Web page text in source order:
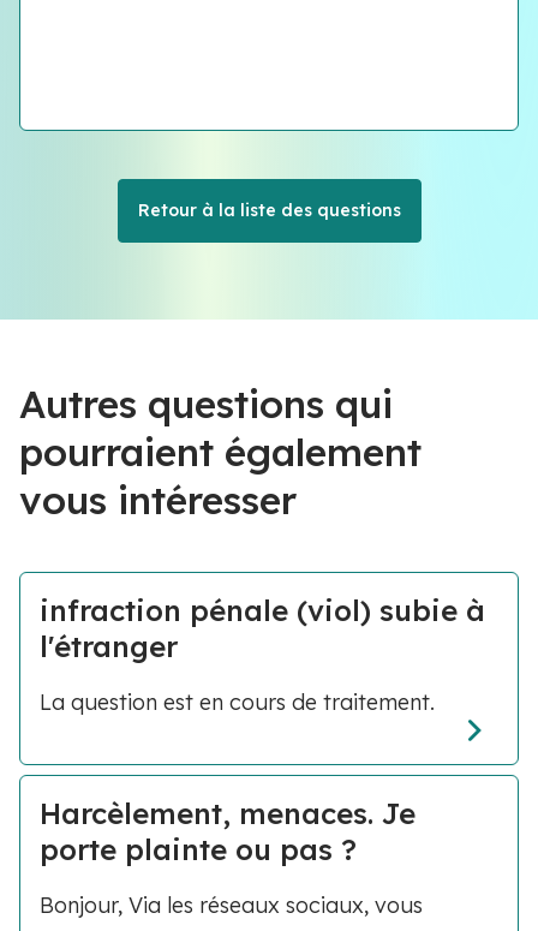
Retour à la liste des questions
Autres questions qui
pourraient également
vous intéresser
infraction pénale (viol) subie à
l'étranger
La question est en cours de traitement.
Harcèlement, menaces. Je
porte plainte ou pas ?
Bonjour, Via les réseaux sociaux, vous